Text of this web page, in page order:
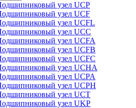
узел UCP
узел UCF
узел UCFL
узел UCC
узел UCFA
узел UCFB
узел UCFC
узел UCHA
узел UCPA
узел UCPH
узел UCT
узел UKP